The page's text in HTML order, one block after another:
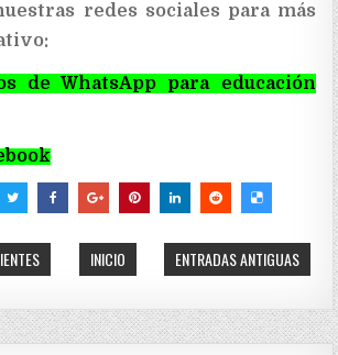
redes sociales para más
de WhatsApp para educación
ENTRADAS ANTIGUAS
INICIO